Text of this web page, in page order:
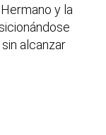
y la
alcanzar